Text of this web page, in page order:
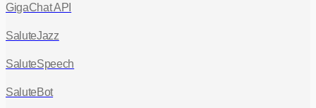
GigaChat API
SaluteJazz
SaluteSpeech
SaluteBot